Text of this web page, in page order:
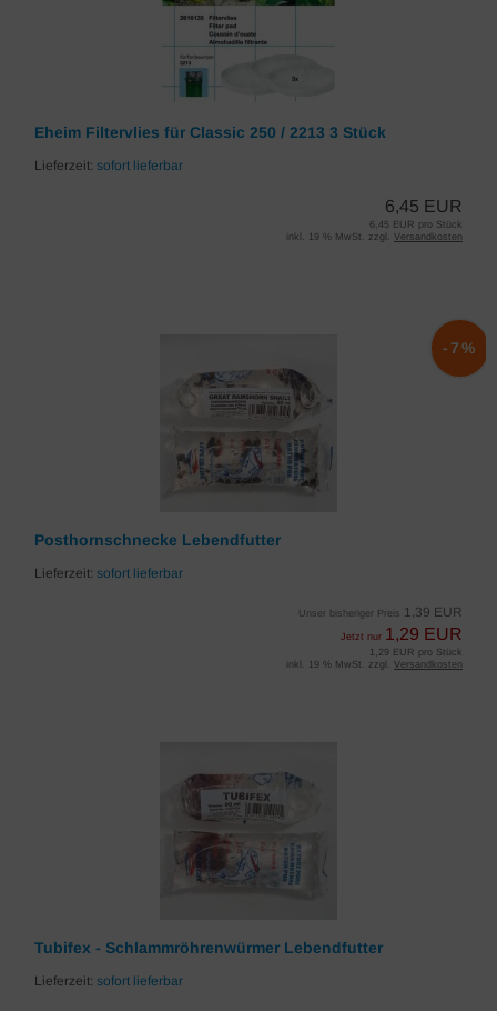
Eheim Filtervlies für Classic 250 / 2213 3 Stück
Lieferzeit: sofort lieferbar
6,45 EUR
6,45 EUR pro Stück
inkl. 19 % MwSt. zzgl. Versandkosten
Posthornschnecke Lebendfutter
Lieferzeit: sofort lieferbar
Unser bisheriger Preis 1,39 EUR
Jetzt nur 1,29 EUR
-7%
1,29 EUR pro Stück
inkl. 19 % MwSt. zzgl. Versandkosten
Tubifex - Schlammröhrenwürmer Lebendfutter
Lieferzeit: sofort lieferbar